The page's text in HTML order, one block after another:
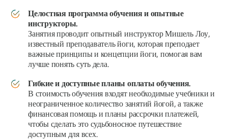
Целостная программа обучения и опытные
инструкторы.
Занятия проводит опытный инструктор Мишель Лоу,
известный преподаватель йоги, которая преподает
важные принципы и концепции йоги, помогая вам
лучше понять суть дела.
Гибкие и доступные планы оплаты обучения.
В стоимость обучения входят необходимые учебники и
неограниченное количество занятий йогой, а также
финансовая помощь и планы рассрочки платежей,
чтобы сделать это судьбоносное путешествие
доступным для всех.